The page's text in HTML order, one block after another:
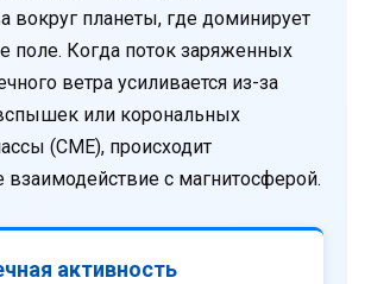
вокруг планеты, где доминирует
поле. Когда поток заряженных
ветра усиливается из-за
или корональных
(CME), происходит
взаимодействие с магнитосферой.
активность